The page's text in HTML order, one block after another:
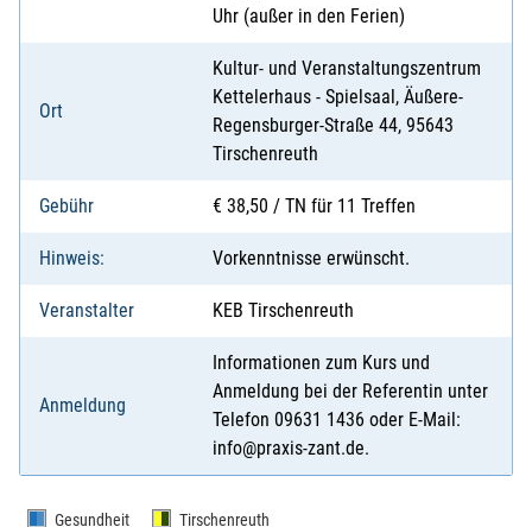
Uhr (außer in den Ferien)
Ort
Kultur- und Veranstaltungszentrum
Kettelerhaus - Spielsaal, Äußere-
Regensburger-Straße 44, 95643
Tirschenreuth
Gebühr € 38,50 / TN für 11 Treffen
Hinweis: Vorkenntnisse erwünscht.
Veranstalter KEB Tirschenreuth
Anmeldung
Informationen zum Kurs und
Anmeldung bei der Referentin unter
Telefon 09631 1436 oder E-Mail:
info@praxis-zant.de.
Gesundheit Tirschenreuth